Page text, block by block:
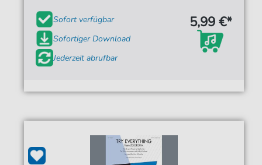
Sofort verfügbar
Sofortiger Download
Jederzeit abrufbar
5,99 €*